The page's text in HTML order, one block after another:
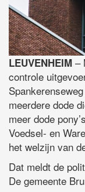
LEUVENHEIM –
controle
meerdere dode
meer dode
Voedsel- en
het welzijn van
Dat meldt de
De gemeente